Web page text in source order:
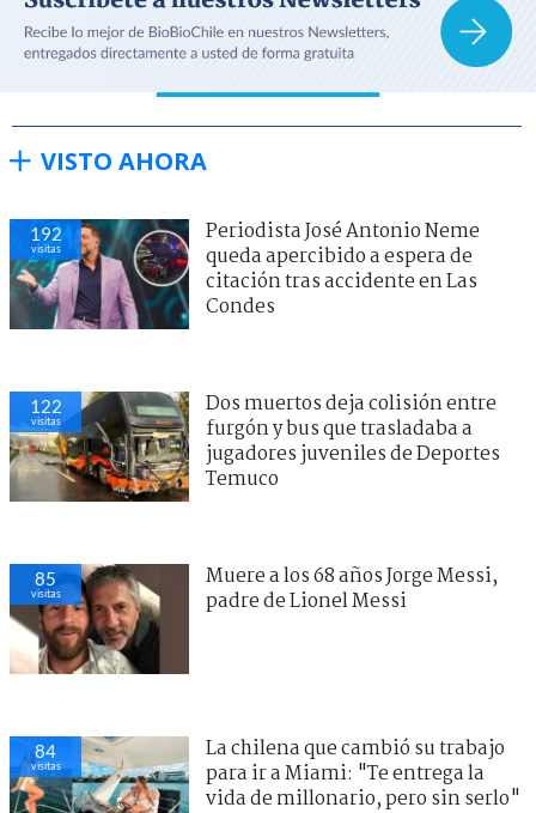
VISTO AHORA
192
visitas
Periodista José Antonio Neme
queda apercibido a espera de
citación tras accidente en Las
Condes
122
visitas
Dos muertos deja colisión entre
furgón y bus que trasladaba a
jugadores juveniles de Deportes
Temuco
85
visitas
Muere a los 68 años Jorge Messi,
padre de Lionel Messi
84
visitas
La chilena que cambió su trabajo
para ir a Miami: "Te entrega la
vida de millonario, pero sin serlo"